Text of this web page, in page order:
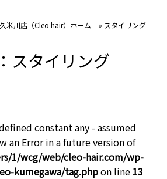
米川店（Cleo hair）ホーム » スタイリング
スタイリング
constant any - assumed
an Error in a future version of
1/wcg/web/cleo-hair.com/wp-
kumegawa/tag.phpon line 13